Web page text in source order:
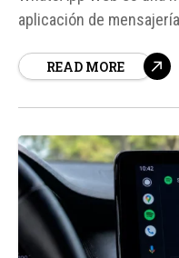
aplicación de
errores más comunes
READ MORE